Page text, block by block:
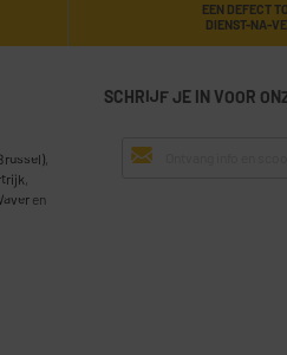
EEN DEFECT
DIENST-NA-
,
,
en
SCHRIJF JE IN VOOR